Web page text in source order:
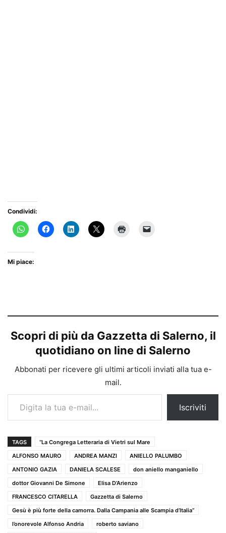
Condividi:
Mi piace:
Scopri di più da Gazzetta di Salerno, il
quotidiano on line di Salerno
Abbonati per ricevere gli ultimi articoli inviati alla tua e-
mail.
Digita la tua e-mail...
Iscriviti
TAGS
“La Congrega Letteraria di Vietri sul Mare
ALFONSO MAURO
ANDREA MANZI
ANIELLO PALUMBO
ANTONIO GAZIA
DANIELA SCALESE
don aniello manganiello
dottor Giovanni De Simone
Elisa D’Arienzo
FRANCESCO CITARELLA
Gazzetta di Salerno
Gesù è più forte della camorra. Dalla Campania alle Scampia d’Italia”
l’onorevole Alfonso Andria
roberto saviano